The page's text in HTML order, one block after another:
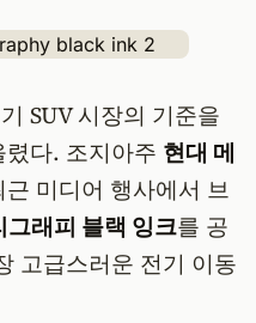
SUV 시장의 기준을
다. 조지아주 현대 메
미디어 행사에서 브
래피 블랙 잉크를 공
고급스러운 전기 이동